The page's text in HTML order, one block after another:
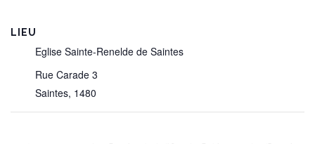
LIEU
Eglise Sainte-Renelde de Saintes
Rue Carade 3
Saintes, 1480